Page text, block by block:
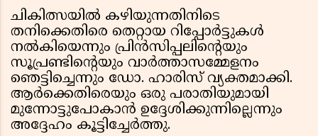
ചികിത്സയിൽ കഴിയുന്നതിനിടെ
തനിക്കെതിരെ തെറ്റായ റിപ്പോർട്ടുകൾ
നൽകിയെന്നും പ്രിൻസിപ്പലിന്റെയും
സൂപ്രണ്ടിന്റെയും വാർത്താസമ്മേളനം
ഞെട്ടിച്ചെന്നും ഡോ. ഹാരിസ് വ്യക്തമാക്കി.
ആർക്കെതിരെയും ഒരു പരാതിയുമായി
മുന്നോട്ടുപോകാൻ ഉദ്ദേശിക്കുന്നില്ലെന്നും
അദ്ദേഹം കൂട്ടിച്ചേർത്തു.